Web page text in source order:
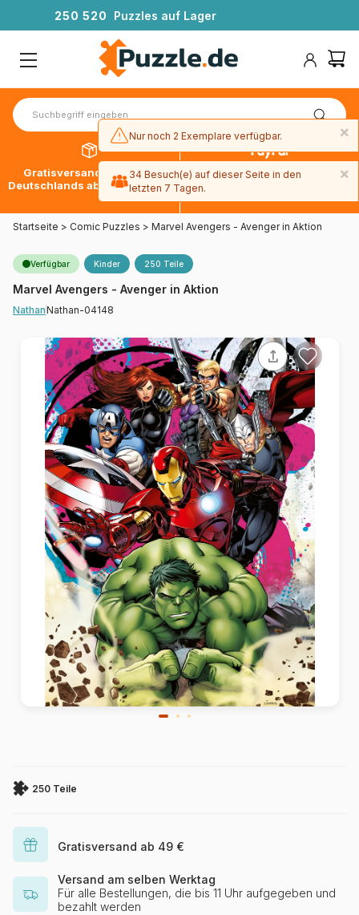
250 520 Puzzles auf Lager
Gratisversand innerhalb
Deutschlands ab 49 € mit DPD
30 Tage später bezahlen
Startseite > Comic Puzzles > Marvel Avengers - Avenger in Aktion
Verfügbar Kinder 250 Teile
Marvel Avengers - Avenger in Aktion
NathanNathan-04148
250 Teile
Gratisversand ab 49 €
Versand am selben Werktag
Für alle Bestellungen, die bis 11 Uhr aufgegeben und
bezahlt werden
×
Nur noch 2 Exemplare verfügbar.
×
34 Besuch(e) auf dieser Seite in den
letzten 7 Tagen.